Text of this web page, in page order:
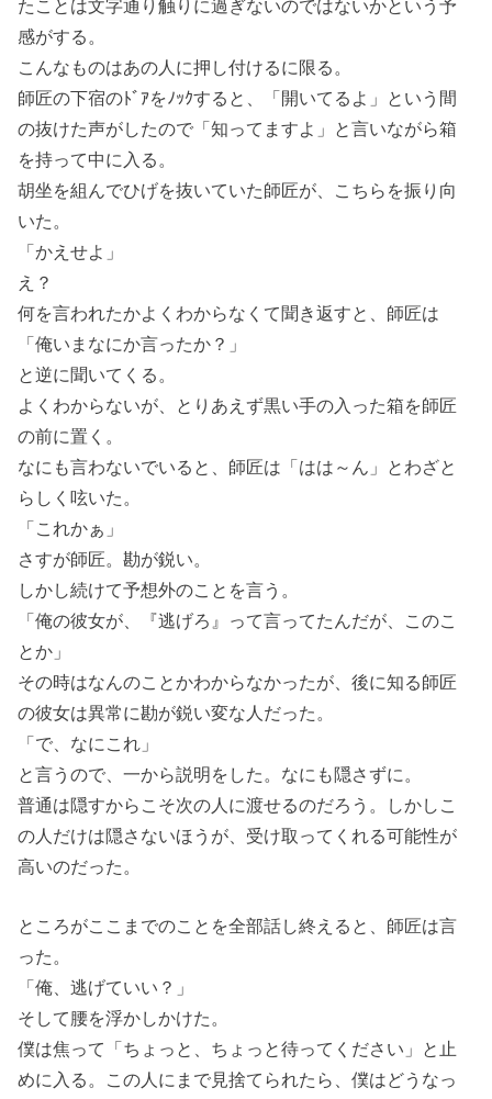
たことは文字通り触りに過ぎないのではないかという予
感がする。
こんなものはあの人に押し付けるに限る。
師匠の下宿のﾄﾞｱをﾉｯｸすると、「開いてるよ」という間
の抜けた声がしたので「知ってますよ」と言いながら箱
を持って中に入る。
胡坐を組んでひげを抜いていた師匠が、こちらを振り向
いた。
「かえせよ」
え？
何を言われたかよくわからなくて聞き返すと、師匠は
「俺いまなにか言ったか？」
と逆に聞いてくる。
よくわからないが、とりあえず黒い手の入った箱を師匠
の前に置く。
なにも言わないでいると、師匠は「はは～ん」とわざと
らしく呟いた。
「これかぁ」
さすが師匠。勘が鋭い。
しかし続けて予想外のことを言う。
「俺の彼女が、『逃げろ』って言ってたんだが、このこ
とか」
その時はなんのことかわからなかったが、後に知る師匠
の彼女は異常に勘が鋭い変な人だった。
「で、なにこれ」
と言うので、一から説明をした。なにも隠さずに。
普通は隠すからこそ次の人に渡せるのだろう。しかしこ
の人だけは隠さないほうが、受け取ってくれる可能性が
高いのだった。
ところがここまでのことを全部話し終えると、師匠は言
った。
「俺、逃げていい？」
そして腰を浮かしかけた。
僕は焦って「ちょっと、ちょっと待ってください」と止
めに入る。この人にまで見捨てられたら、僕はどうなっ